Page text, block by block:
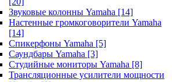
Звуковые колонны Yamaha [14]
Настенные громкоговорители Yamaha
[14]
Спикерфоны Yamaha [5]
Саундбары Yamaha [3]
Студийные мониторы Yamaha [8]
Трансляционные усилители мощности